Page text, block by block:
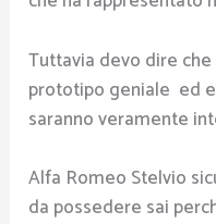
Tuttavia devo dire
prototipo geniale ed
saranno veramente
Alfa Romeo Stelvio
da possedere sai